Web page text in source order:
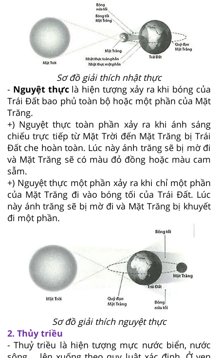
Sơ đồ giải thích nhật thực
- Nguyệt thựclà hiện tượng xảy ra khi bóng của
Trái Đất bao phủ toàn bộ hoặc một phần của Mặt
Trăng.
+) Nguyệt thực toàn phần xảy ra khi ánh sáng
chiếu trực tiếp từ Mặt Trời đến Mặt Trăng bị Trái
Đất che hoàn toàn. Lúc này ánh trăng sẽ bị mờ đi
và Mặt Trăng sẽ có màu đỏ đồng hoặc màu cam
sẫm.
+) Nguyệt thực một phần xảy ra khi chỉ một phần
của Mặt Trăng đi vào bóng tối của Trái Đất. Lúc
này ánh trăng sẽ bị mờ đi và Mặt Trăng bị khuyết
đi một phần.
Sơ đồ giải thích nguyệt thực
2. Thủy triều
- Thuỷ triều là hiện tượng mực nước biển, nước